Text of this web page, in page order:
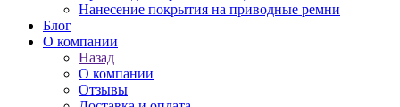
Нанесение покрытия на приводные ремни
Блог
О компании
Назад
О компании
Отзывы